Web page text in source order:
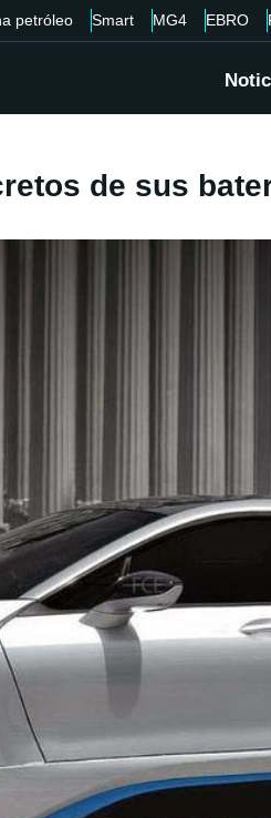
petróleo Smart MG4 EBRO
de sus